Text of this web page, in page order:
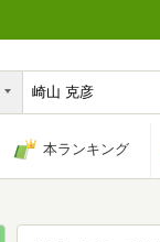
本ランキング